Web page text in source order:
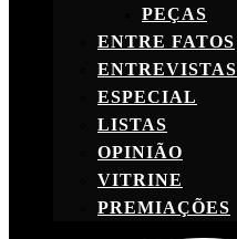
PEÇAS
ENTRE FATOS
ENTREVISTAS
ESPECIAL
LISTAS
OPINIÃO
VITRINE
PREMIAÇÕES